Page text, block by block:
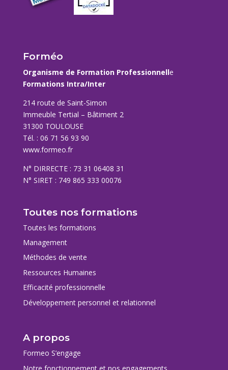
Forméo
Organisme de Formation Professionnelle
Formations Intra/Inter
214 route de Saint-Simon
Immeuble Tertial – Bâtiment 2
31300 TOULOUSE
Tél. : 06 71 56 93 90
www.formeo.fr
N° DIRRECTE : 73 31 06408 31
N° SIRET : 749 865 333 00076
Toutes nos formations
Toutes les formations
Management
Méthodes de vente
Ressources Humaines
Efficacité professionnelle
Développement personnel et relationnel
A propos
Formeo S’engage
Notre fonctionnement et nos engagements